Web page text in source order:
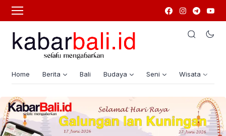
Home Berita Bali Budaya Seni Wisata